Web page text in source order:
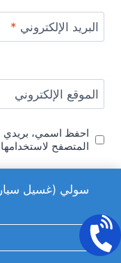
سولي (غسيل
البريد الإلكتروني *
الموقع الإلكتروني
احفظ اسمي، بريدي
المتصفح